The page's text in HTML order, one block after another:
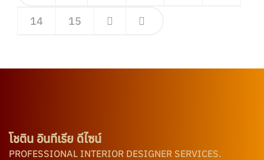
14 15
โชติน อินทีเรีย ดีไซน์
PROFESSIONAL INTERIOR DESIGNER SERVICES.